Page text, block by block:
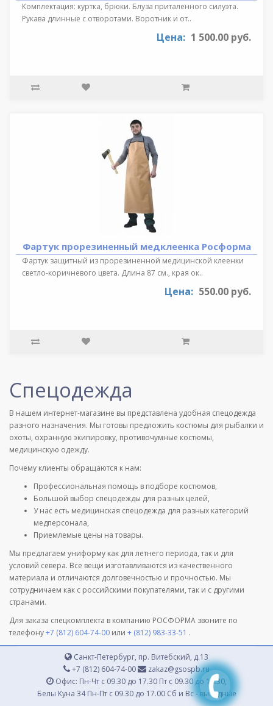
Комплектация: куртка, брюки. Блуза приталенного силуэта.
Рукава длинные с отворотами. Воротник и от..
Цена: 1 500.00 руб.
Фартук прорезиненный медклеенка Росформа
Фартук защитный из прорезиненной медицинской клеенки
светло-коричневого цвета. Длина 87 см., края ок..
Цена: 550.00 руб.
Спецодежда
В нашем интернет-магазине вы представлена удобная спецодежда
разного назначения. Мы готовы предложить костюмы для рыбалки и
охоты, охранную экипировку, противочумные костюмы,
медицинскую одежду.
Почему клиенты обращаются к нам:
Профессиональная помощь в подборе костюмов,
Большой выбор спецодежды для разных целей,
У нас есть медицинская спецодежда для разных категорий
медперсонала,
Приемлемые цены на товары.
Мы предлагаем униформу как для летнего периода, так и для
условий севера. Все вещи изготавливаются из качественного
материала и отличаются долговечностью и прочностью. Мы
сотрудничаем как с российскими покупателями, так и с другими
странами.
Для заказа спецкомплекта в компанию РОСФОРМА звоните по
телефону+7 (812) 604-74-00 или + (812) 983-33-51 .
Санкт-Петербург, пр. Витебский, д.13
+7 (812) 604-74-00
zakaz@gsospb.ru
Офис: Пн-Чт с 09.30 до 17.30 Пт с 09.30 до 16.30,
Белы Куна 34 Пн-Пт с 09.30 до 17.00 Сб и Вс - выходные